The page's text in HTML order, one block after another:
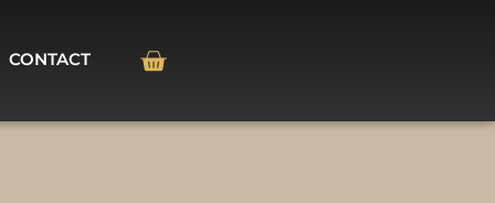
CONTACT